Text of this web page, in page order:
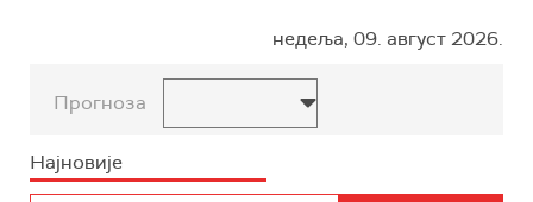
недеља, 09. август 2026.
Прогноза
Најновије